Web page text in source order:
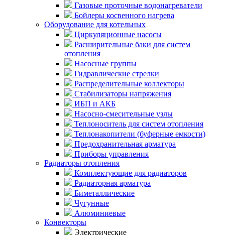
Газовые проточные водонагреватели
Бойлеры косвенного нагрева
Оборудование для котельных
Циркуляционные насосы
Расширительные баки для систем
отопления
Насосные группы
Гидравлические стрелки
Распределительные коллекторы
Стабилизаторы напряжения
ИБП и АКБ
Насосно-смесительные узлы
Теплоноситель для систем отопления
Теплонакопители (буферные емкости)
Предохранительная арматура
Приборы управления
Радиаторы отопления
Комплектующие для радиаторов
Радиаторная арматура
Биметаллические
Чугунные
Алюминиевые
Конвекторы
Электрические